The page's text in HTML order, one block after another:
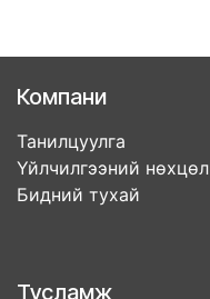
Компани
Танилцуулга
Үйлчилгээний нөхцөл
Бидний тухай
Тусламж